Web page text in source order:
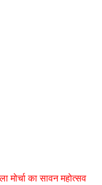
का सावन महोत्सव